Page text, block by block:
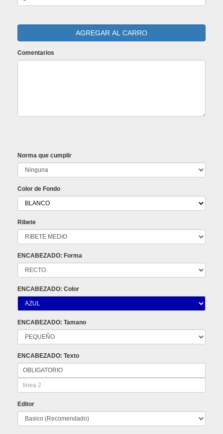
Comentarios
Norma que cumplir
Color de Fondo
Ribete
ENCABEZADO: Forma
ENCABEZADO: Color
ENCABEZADO: Tamano
ENCABEZADO: Texto
Editor